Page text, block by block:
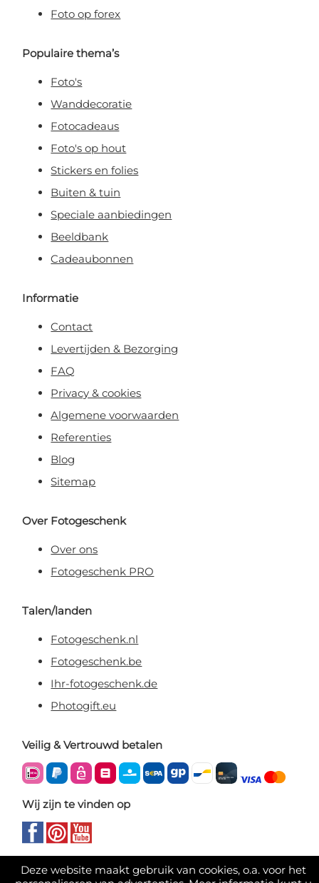
Deze website maakt gebruik van cookies, o.a. voor het
Foto op forex
Populaire thema’s
Foto's
Wanddecoratie
Fotocadeaus
Foto's op hout
Stickers en folies
Buiten & tuin
Speciale aanbiedingen
Beeldbank
Cadeaubonnen
Informatie
Contact
Levertijden & Bezorging
FAQ
Privacy & cookies
Algemene voorwaarden
Referenties
Blog
Sitemap
Over Fotogeschenk
Over ons
Fotogeschenk PRO
Talen/landen
Fotogeschenk.nl
Fotogeschenk.be
Ihr-fotogeschenk.de
Photogift.eu
Veilig & Vertrouwd betalen
Wij zijn te vinden op